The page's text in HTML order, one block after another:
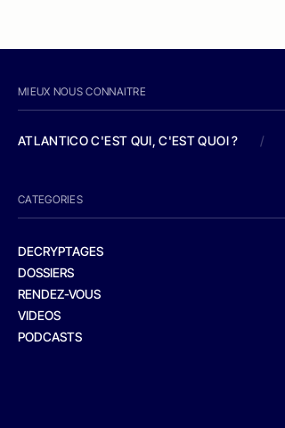
MIEUX NOUS CONNAITRE
ATLANTICO C'EST QUI, C'EST QUOI ? /
CATEGORIES
DECRYPTAGES
DOSSIERS
RENDEZ-VOUS
VIDEOS
PODCASTS